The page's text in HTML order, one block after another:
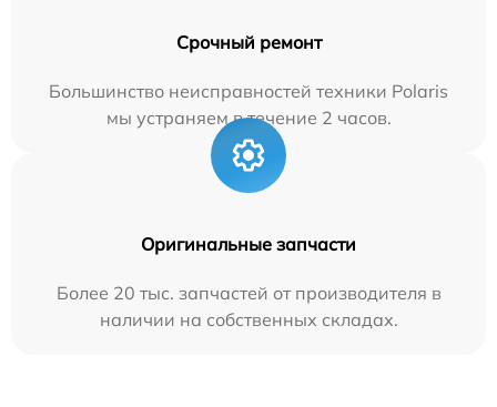
Срочный ремонт
Большинство неисправностей техники Polaris
мы устраняем в течение 2 часов.
Оригинальные запчасти
Более 20 тыс. запчастей от производителя в
наличии на собственных складах.